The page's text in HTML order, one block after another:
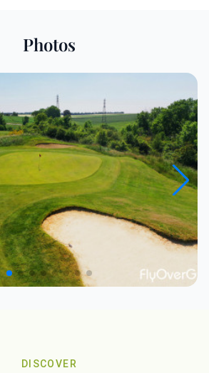
Photos
DISCOVER